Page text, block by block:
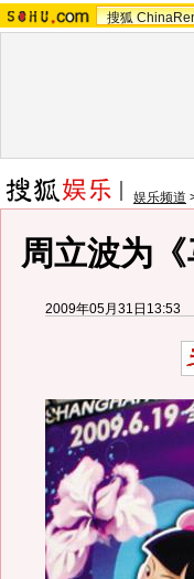
搜狐
娱乐频道
周立波为
2009年05月31日13:53